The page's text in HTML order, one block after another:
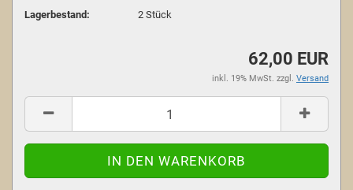
Lagerbestand: 2 Stück
62,00 EUR
inkl. 19% MwSt. zzgl. Versand